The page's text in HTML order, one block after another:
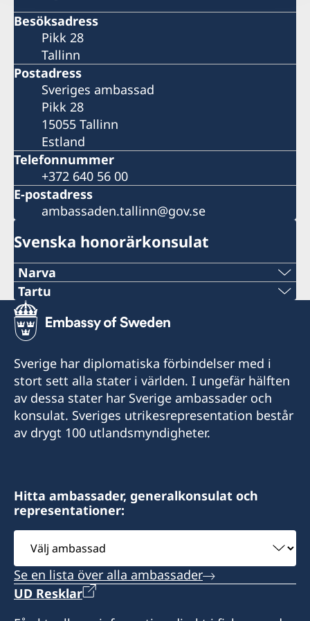
Besöksadress
Pikk 28
Tallinn
Postadress
Sveriges ambassad
Pikk 28
15055 Tallinn
Estland
Telefonnummer
+372 640 56 00
E-postadress
ambassaden.tallinn@gov.se
Svenska honorärkonsulat
Narva
Tel:
+372 356 5670
info@narvagate.eu
Narva Gate OÜ
Kose 12, 20103 Narva
Honorärkonsul
Jaanus Mikk
Tartu
Tel:
+372 50 46570
E-post:
madis.kanarbik@norden.ee
Nordiska Ministerrådets representation i Tartu
Måndagar och onsdagar kl 10–12
Stängt för sommarsemester den 6–31 juli.
Honorärkonsul
Madis Kanarbik
Sverige har diplomatiska förbindelser med i
stort sett alla stater i världen. I ungefär hälften
av dessa stater har Sverige ambassader och
konsulat. Sveriges utrikesrepresentation består
av drygt 100 utlandsmyndigheter.
Hitta ambassader, generalkonsulat och
representationer:
Välj
ambassad
Se en lista över alla ambassader
UD Resklar